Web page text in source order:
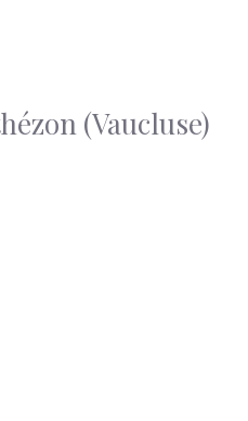
(Vaucluse)